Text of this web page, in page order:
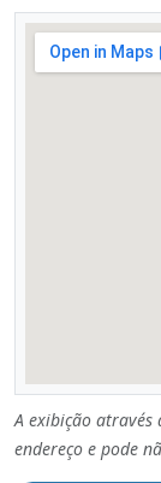
A exibição através
endereço e pode